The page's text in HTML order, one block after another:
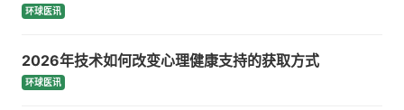
环球医讯
2026年技术如何改变心理健康支持的获取方式
环球医讯